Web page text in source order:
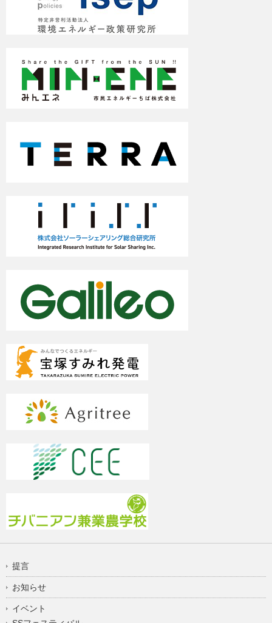
提言
お知らせ
イベント